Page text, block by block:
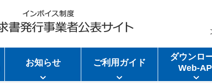
お知らせ ご利用ガイド
ダウンロ
Web-